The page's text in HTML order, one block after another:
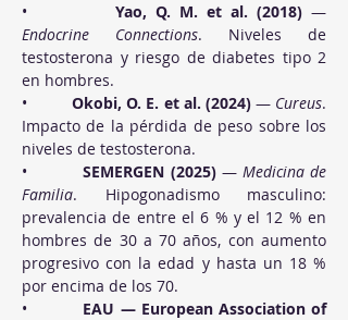
• Yao, Q. M. et al. (2018)
Endocrine Connections. Niveles de
testosterona y riesgo de diabetes tipo 2
en hombres.
• Okobi, O. E. et al. (2024) — Cureus.
Impacto de la pérdida de peso sobre los
niveles de testosterona.
• SEMERGEN (2025) — Medicina de
Familia. Hipogonadismo masculino:
prevalencia de entre el 6 % y el 12 % en
hombres de 30 a 70 años, con aumento
progresivo con la edad y hasta un 18 %
por encima de los 70.
• EAU — European Association of